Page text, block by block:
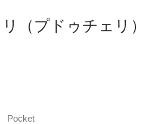
（プドゥチェリ）
Pocket